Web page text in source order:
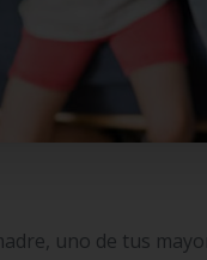
uno de tus